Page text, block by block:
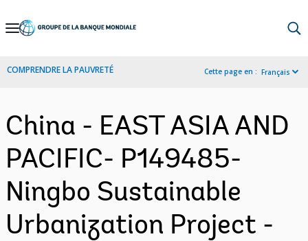
Skip
Navigation
COMPRENDRE LA PAUVRETÉ Cette page en : Français
China - EAST ASIA AND
PACIFIC- P149485-
Ningbo Sustainable
Urbanization Project -